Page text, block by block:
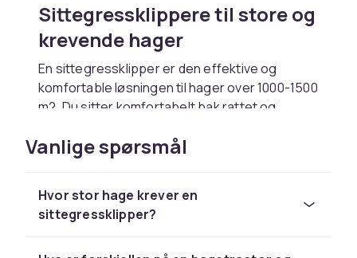
Sittegressklippere til store og
krevende hager
En sittegressklipper er den effektive og
komfortable løsningen til hager over 1000-1500
m2. Du sitter komfortabelt bak rattet og
cm, noe som reduserer klippe-tiden dramatisk
sammenlignet med en motorgressklipper. Hos
markedsledende merker som Husqvarna med
modeller til alle behov.
Vanlige spørsmål
Hvor stor hage krever en
sittegressklipper?